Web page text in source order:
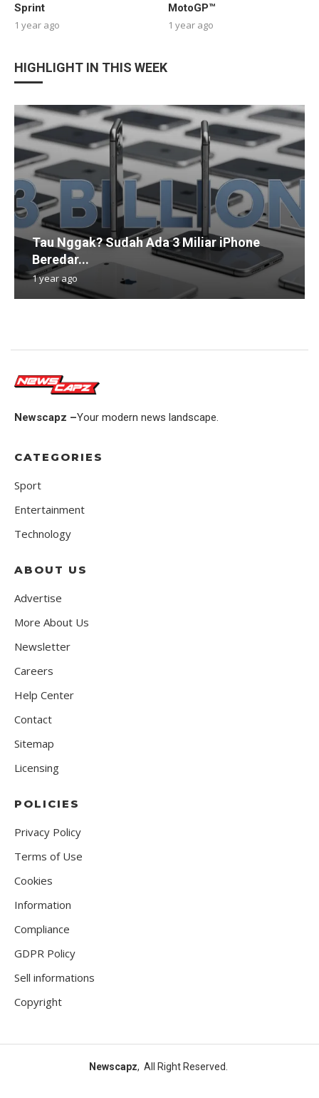
Sprint
1 year ago
MotoGP™
1 year ago
HIGHLIGHT IN THIS WEEK
Tau Nggak? Sudah Ada 3 Miliar iPhone
Beredar...
1 year ago
Newscapz –Your modern news landscape.
CATEGORIES
Sport
Entertainment
Technology
ABOUT US
Advertise
More About Us
Newsletter
Careers
Help Center
Contact
Sitemap
Licensing
POLICIES
Privacy Policy
Terms of Use
Cookies
Information
Compliance
GDPR Policy
Sell informations
Copyright
Newscapz, All Right Reserved.